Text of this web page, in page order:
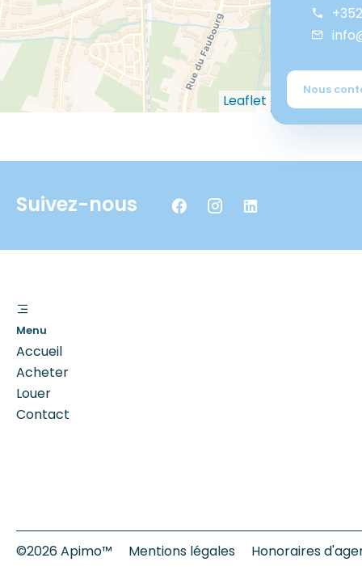
Leaflet
Nous
Suivez-nous
Menu
Accueil
Acheter
Louer
Contact
©2026 Apimo™ Mentions légales Honoraires